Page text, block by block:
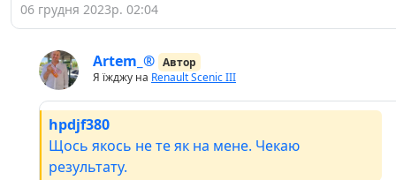
06 грудня 2023р. 02:04
Artem_® Автор
Я їжджу на Renault Scenic III
hpdjf380
Щось якось не те як на мене. Чекаю
результату.